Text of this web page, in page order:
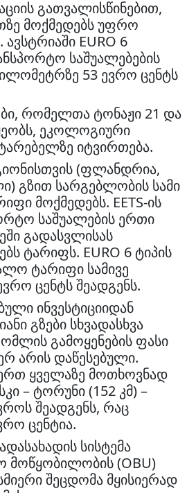
გათვალისწინებით,
მოქმედებს უფრო
EURO 6
საშუალებების
53 ევრო ცენტს
რომელთა ტონაჟი 21 და
ეკოლოგიური
იტვირთება.
(ფლანდრია,
გზით სარგებლობის სამი
მოქმედებს. EETS-ის
საშუალების ერთი
გადასვლისას
ტარიფს. EURO 6 ტიპის
ტარიფი სამივე
ცენტს შეადგენს.
ინვესტიციიდან
გზები სხვადასხვა
გამოყენების ფასი
არის დაწესებული.
ყველაზე მოთხოვნად
– ტორუნი (152 კმ) –
შეადგენს, რაც
ცენტია.
სისტემა
მოწყობილობის (OBU)
შეცდომა მყისიერად